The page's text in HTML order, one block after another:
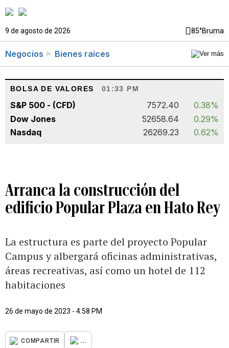
9 de agosto de 2026 85°Bruma
Negocios Bienes raíces
BOLSA DE VALORES 01:33 PM
S&P 500 - (CFD) 7572.40
0.38%
Dow Jones
52658.64
0.29%
Nasdaq
26269.23 0.62%
Arranca la construcción del
edificio Popular Plaza en Hato Rey
La estructura es parte del proyecto Popular
Campus y albergará oficinas administrativas,
áreas recreativas, así como un hotel de 112
habitaciones
26 de mayo de 2023 - 4:58 PM
COMPARTIR ...